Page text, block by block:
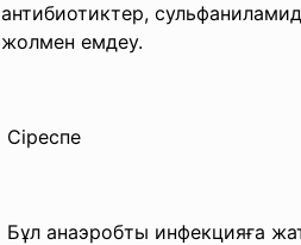
антибиотиктер,
жолмен емдеу.
Сіреспе
Бұл анаэробты инфекцияға